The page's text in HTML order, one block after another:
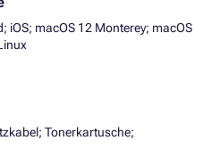
macOS 12 Monterey; macOS
Tonerkartusche;